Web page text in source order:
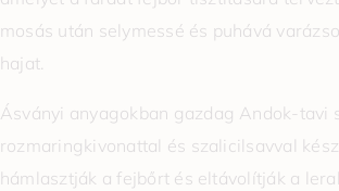
mosás után selymessé és puhává
hajat.
Ásványi anyagokban gazdag Andok-tavi
rozmaringkivonattal és szalicilsavval
hámlasztják a fejbőrt és eltávolítják a